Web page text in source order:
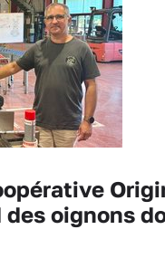
oignons